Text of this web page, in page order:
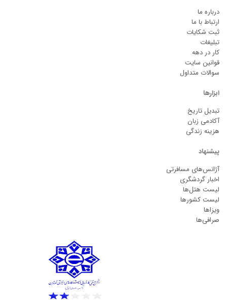
درباره ما
ارتباط با ما
ثبت شکایات
تبلیغات
کار در دهه
قوانین سایت
سوالات متداول
ابزارها
تبدیل تاریخ
آکادمی زبان
هزینه زندگی
پیشنهاد
آژانس‌های مسافرتی
اخبار گردشگری
لیست هتل‌ها
لیست کشورها
ویزاها
صرافی‌ها